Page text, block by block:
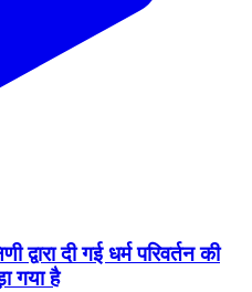
दी गई धर्म परिवर्तन की
गया है